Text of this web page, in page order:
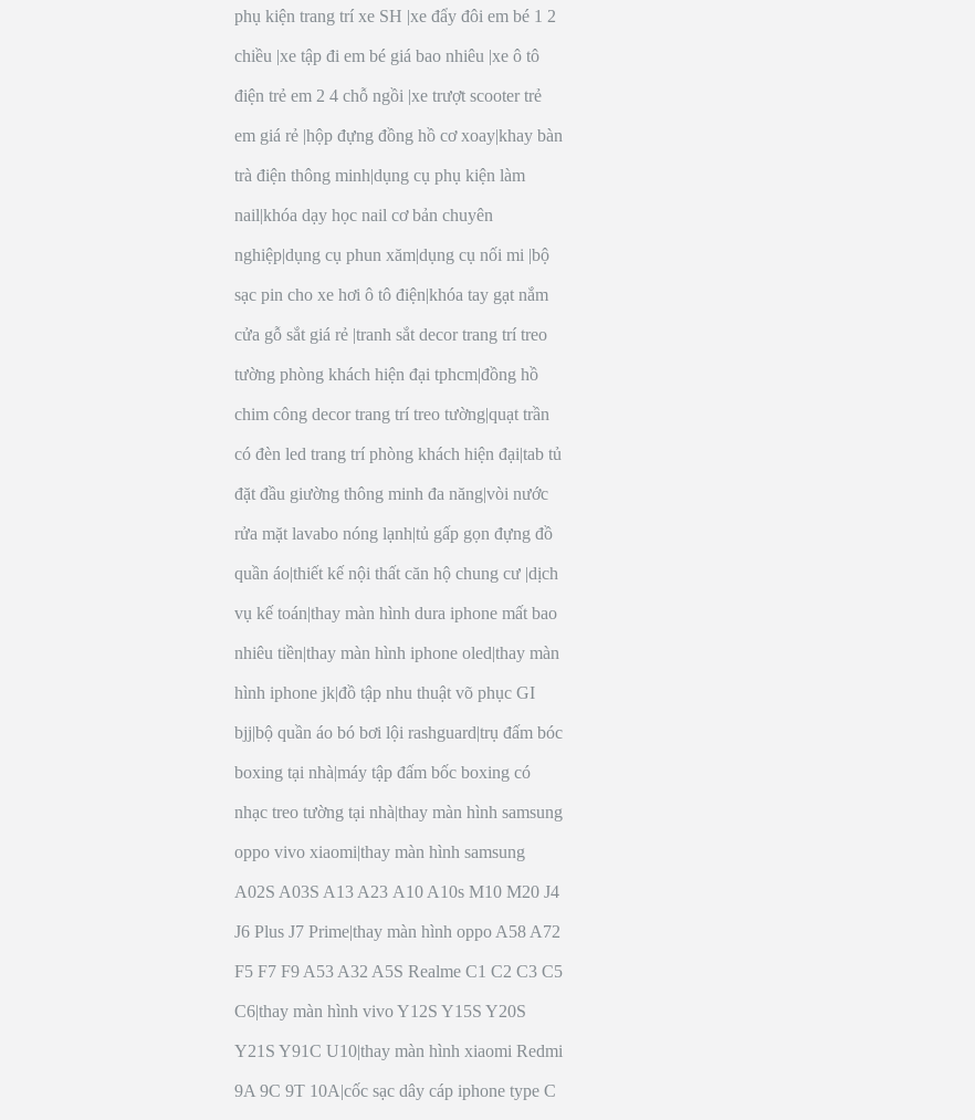
phụ kiện trang trí xe SH |xe đẩy đôi em bé 1 2
chiều |xe tập đi em bé giá bao nhiêu |xe ô tô
điện trẻ em 2 4 chỗ ngồi |xe trượt scooter trẻ
em giá rẻ |hộp đựng đồng hồ cơ xoay|khay bàn
trà điện thông minh|dụng cụ phụ kiện làm
nail|khóa dạy học nail cơ bản chuyên
nghiệp|dụng cụ phun xăm|dụng cụ nối mi |bộ
sạc pin cho xe hơi ô tô điện|khóa tay gạt nắm
cửa gỗ sắt giá rẻ |tranh sắt decor trang trí treo
tường phòng khách hiện đại tphcm|đồng hồ
chim công decor trang trí treo tường|quạt trần
có đèn led trang trí phòng khách hiện đại|tab tủ
đặt đầu giường thông minh đa năng|vòi nước
rửa mặt lavabo nóng lạnh|tủ gấp gọn đựng đồ
quần áo|thiết kế nội thất căn hộ chung cư |dịch
vụ kế toán|thay màn hình dura iphone mất bao
nhiêu tiền|thay màn hình iphone oled|thay màn
hình iphone jk|đồ tập nhu thuật võ phục GI
bjj|bộ quần áo bó bơi lội rashguard|trụ đấm bóc
boxing tại nhà|máy tập đấm bốc boxing có
nhạc treo tường tại nhà|thay màn hình samsung
oppo vivo xiaomi|thay màn hình samsung
A02S A03S A13 A23 A10 A10s M10 M20 J4
J6 Plus J7 Prime|thay màn hình oppo A58 A72
F5 F7 F9 A53 A32 A5S Realme C1 C2 C3 C5
C6|thay màn hình vivo Y12S Y15S Y20S
Y21S Y91C U10|thay màn hình xiaomi Redmi
9A 9C 9T 10A|cốc sạc dây cáp iphone type C